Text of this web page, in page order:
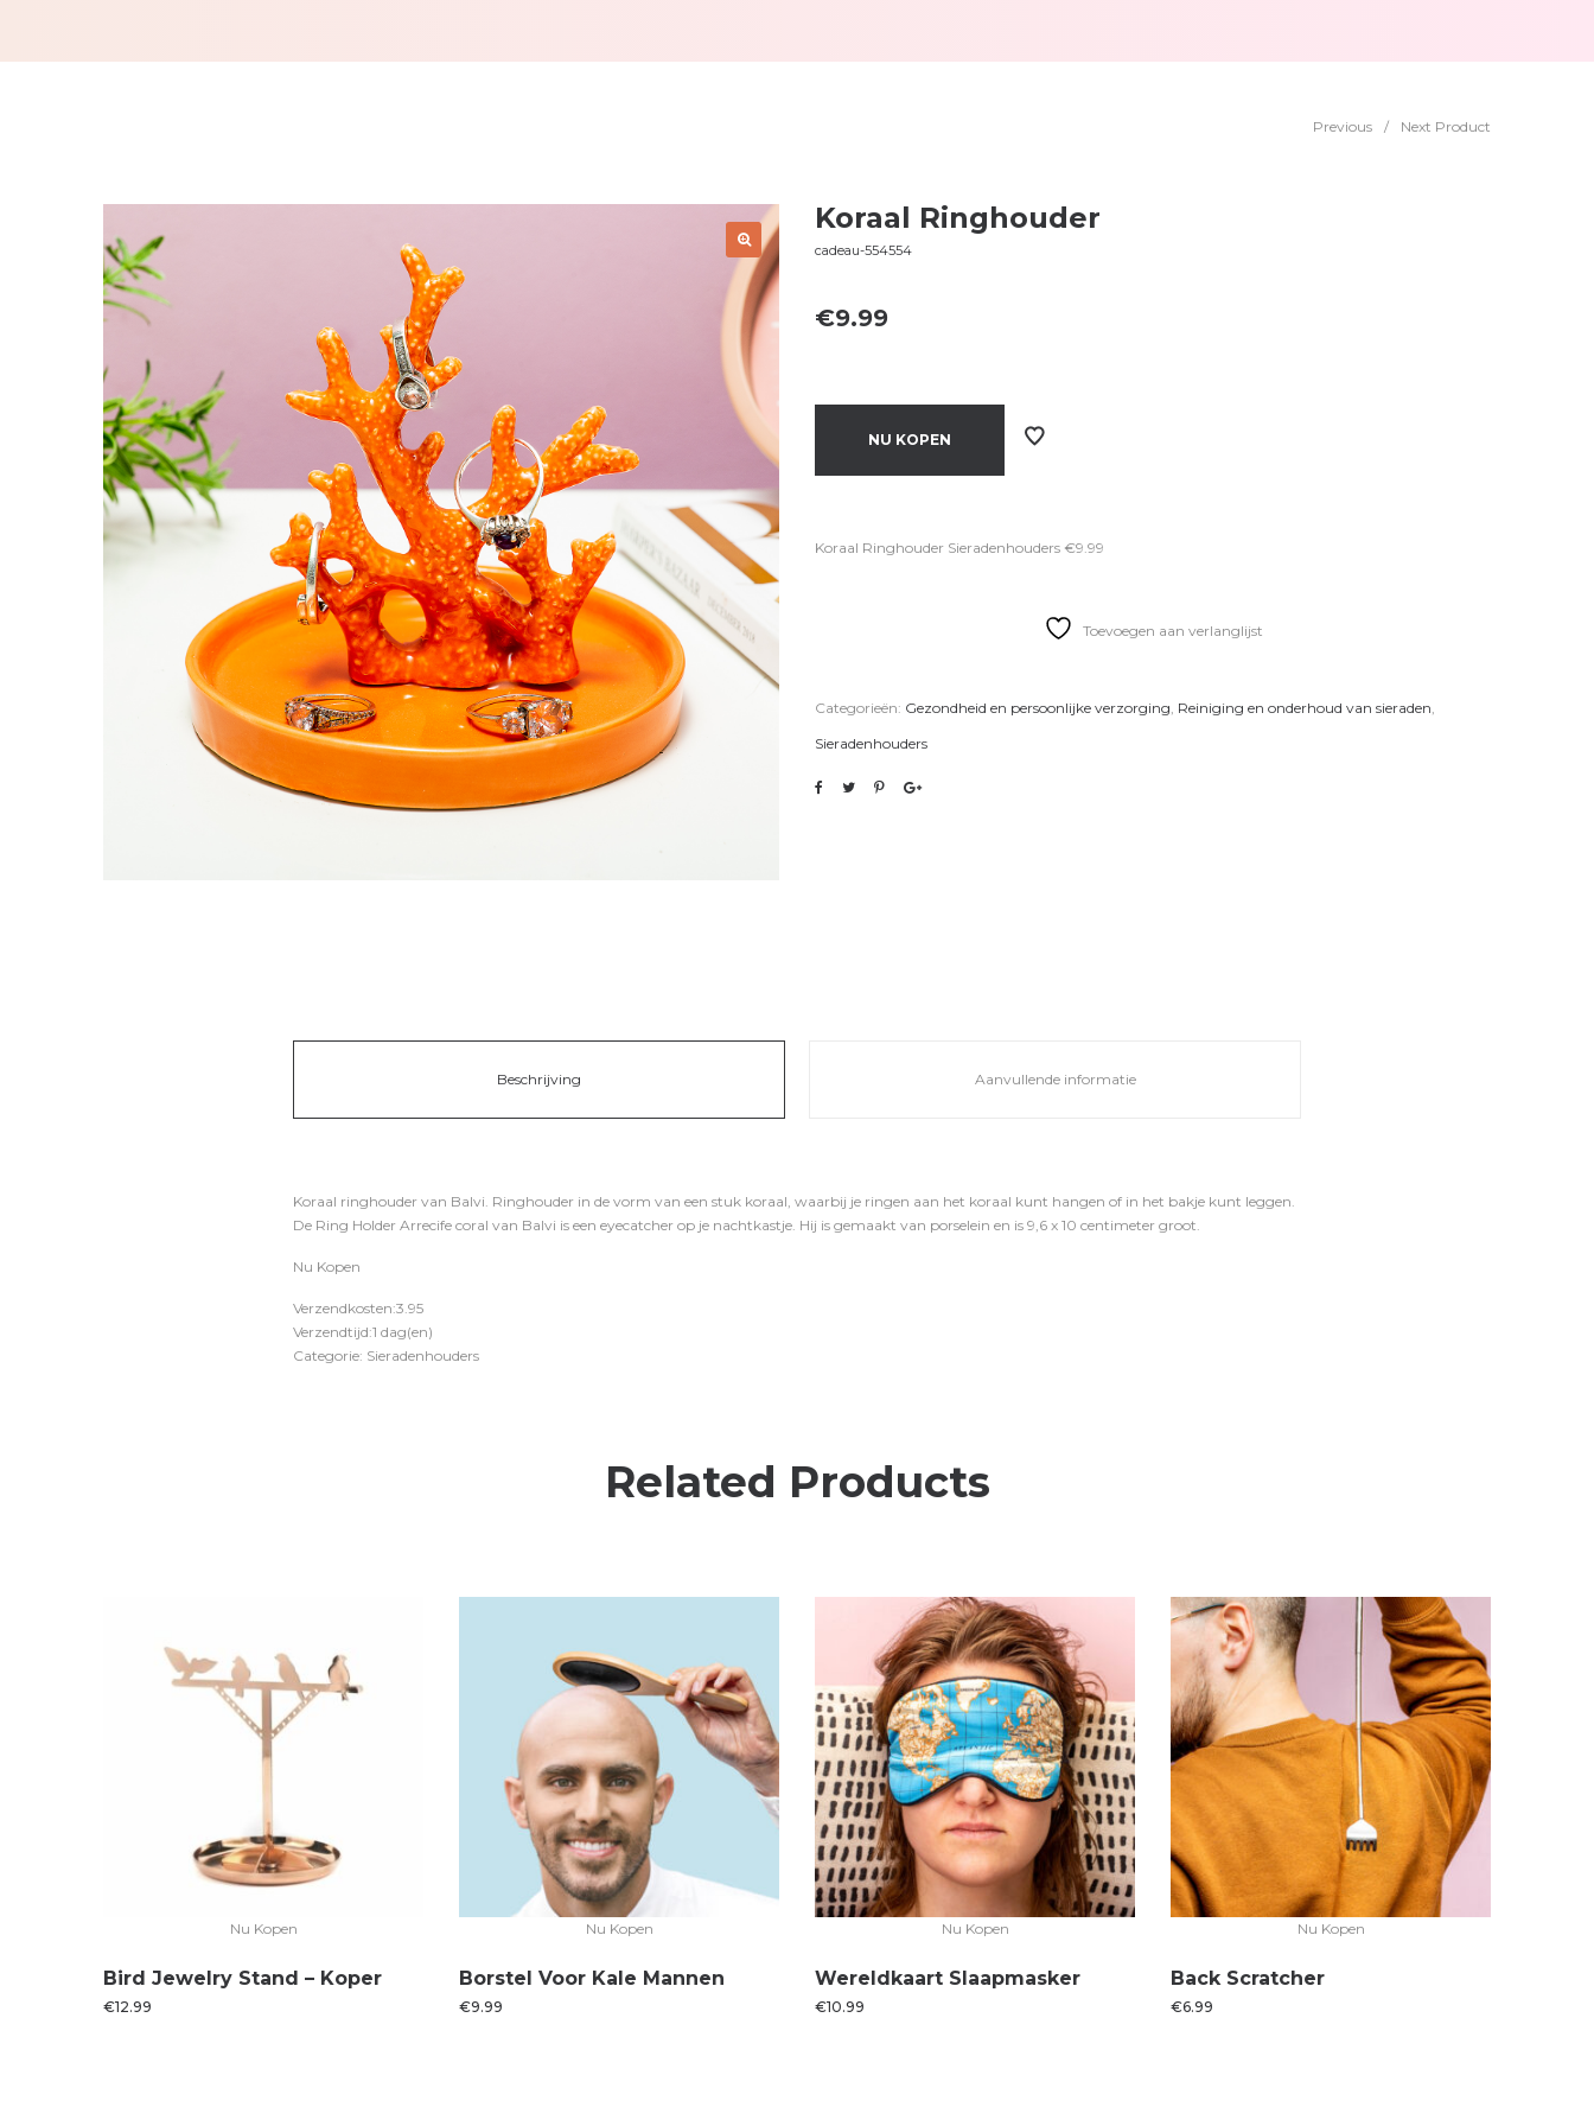
Previous / Next Product
Koraal Ringhouder
cadeau-554554
€9.99
NU KOPEN
Koraal Ringhouder Sieradenhouders €9.99
Toevoegen aan verlanglijst
Categorieën: Gezondheid en persoonlijke verzorging, Reiniging en onderhoud van sieraden,
Sieradenhouders
Beschrijving Aanvullende informatie
Koraal ringhouder van Balvi. Ringhouder in de vorm van een stuk koraal, waarbij je ringen aan het koraal kunt hangen of in het bakje kunt leggen.
De Ring Holder Arrecife coral van Balvi is een eyecatcher op je nachtkastje. Hij is gemaakt van porselein en is 9,6 x 10 centimeter groot.
Nu Kopen
Verzendkosten:3.95
Verzendtijd:1 dag(en)
Categorie: Sieradenhouders
Related Products
Nu Kopen
Bird Jewelry Stand – Koper
€12.99
Nu Kopen
Borstel Voor Kale Mannen
€9.99
Nu Kopen
Wereldkaart Slaapmasker
€10.99
Nu Kopen
Back Scratcher
€6.99